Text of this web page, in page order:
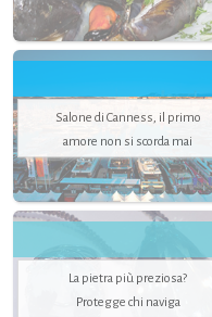
Salone di Canness, il primo
amore non si scorda mai
La pietra più preziosa?
Protegge chi naviga